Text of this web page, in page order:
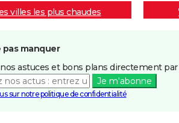
villes les plus chaudes
pas manquer
astuces et bons plans directement
Je m'abonne
sur notre politique de confidentialité